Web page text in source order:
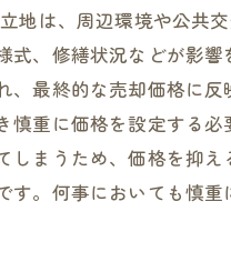
地は、周辺環境や公共
式、修繕状況などが影
、最終的な売却価格に
慎重に価格を設定する
まうため、価格を抑
。何事においても慎重